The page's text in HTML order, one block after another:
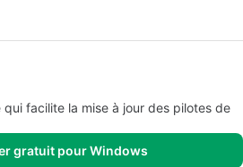
qui facilite la mise à jour des pilotes de
gratuit pour Windows